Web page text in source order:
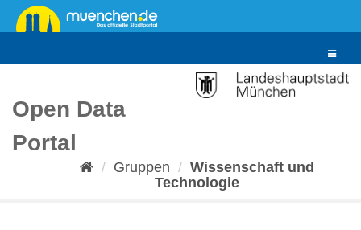
Überspringen
zum
Toggle
Open Data
Portal
Gruppen
Wissenschaft und
Technologie